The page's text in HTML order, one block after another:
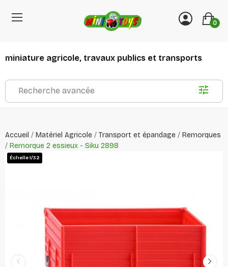
0
agricole, travaux publics et transports
Recherche avancée
Accueil Matériel Agricole Transport et épandage
Remorques
Remorque 2 essieux - Siku 2898
Échelle 1/32